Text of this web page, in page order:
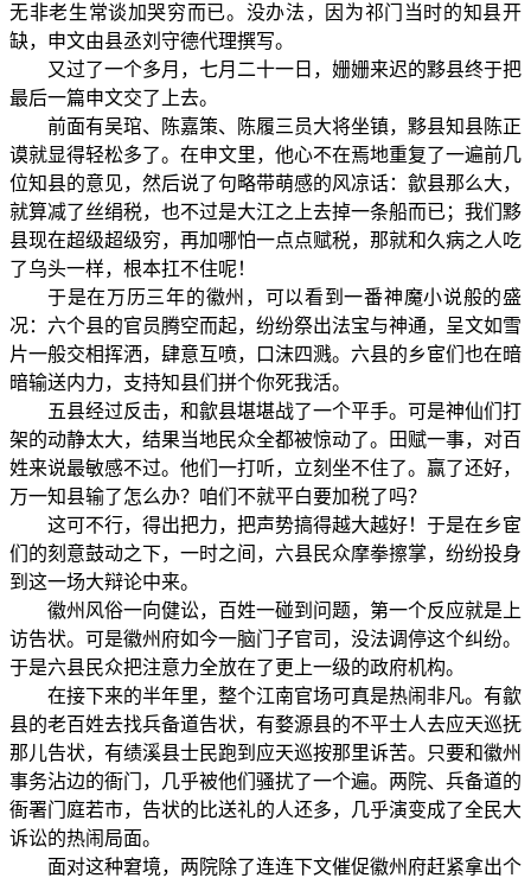
无非老生常谈加哭穷而已。没办法，因为祁门当时的知县开
缺，申文由县丞刘守德代理撰写。
又过了一个多月，七月二十一日，姗姗来迟的黟县终于把
最后一篇申文交了上去。
前面有吴琯、陈嘉策、陈履三员大将坐镇，黟县知县陈正
谟就显得轻松多了。在申文里，他心不在焉地重复了一遍前几
位知县的意见，然后说了句略带萌感的风凉话：歙县那么大，
就算减了丝绢税，也不过是大江之上去掉一条船而已；我们黟
县现在超级超级穷，再加哪怕一点点赋税，那就和久病之人吃
了乌头一样，根本扛不住呢！
于是在万历三年的徽州，可以看到一番神魔小说般的盛
况：六个县的官员腾空而起，纷纷祭出法宝与神通，呈文如雪
片一般交相挥洒，肆意互喷，口沫四溅。六县的乡宦们也在暗
暗输送内力，支持知县们拼个你死我活。
五县经过反击，和歙县堪堪战了一个平手。可是神仙们打
架的动静太大，结果当地民众全都被惊动了。田赋一事，对百
姓来说最敏感不过。他们一打听，立刻坐不住了。赢了还好，
万一知县输了怎么办？咱们不就平白要加税了吗？
这可不行，得出把力，把声势搞得越大越好！于是在乡宦
们的刻意鼓动之下，一时之间，六县民众摩拳擦掌，纷纷投身
到这一场大辩论中来。
徽州风俗一向健讼，百姓一碰到问题，第一个反应就是上
访告状。可是徽州府如今一脑门子官司，没法调停这个纠纷。
于是六县民众把注意力全放在了更上一级的政府机构。
在接下来的半年里，整个江南官场可真是热闹非凡。有歙
县的老百姓去找兵备道告状，有婺源县的不平士人去应天巡抚
那儿告状，有绩溪县士民跑到应天巡按那里诉苦。只要和徽州
事务沾边的衙门，几乎被他们骚扰了一个遍。两院、兵备道的
衙署门庭若市，告状的比送礼的人还多，几乎演变成了全民大
诉讼的热闹局面。
面对这种窘境，两院除了连连下文催促徽州府赶紧拿出个